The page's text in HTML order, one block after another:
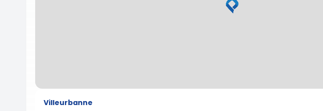
Villeurbanne